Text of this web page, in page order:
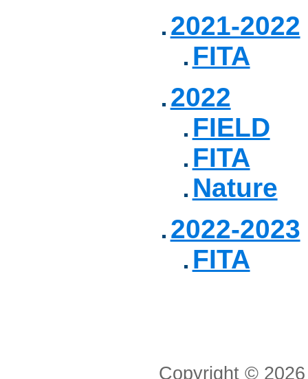
2021-2022
FITA
2022
FIELD
FITA
Nature
2022-2023
FITA
Copyright ©